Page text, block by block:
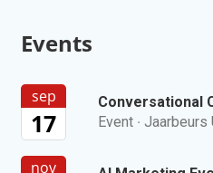
Events
sep
17
Conversational
Event · Jaarbeurs
nov